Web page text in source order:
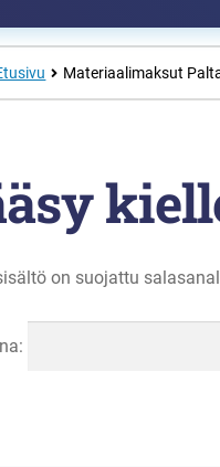
Materiaalimaksut
on suojattu